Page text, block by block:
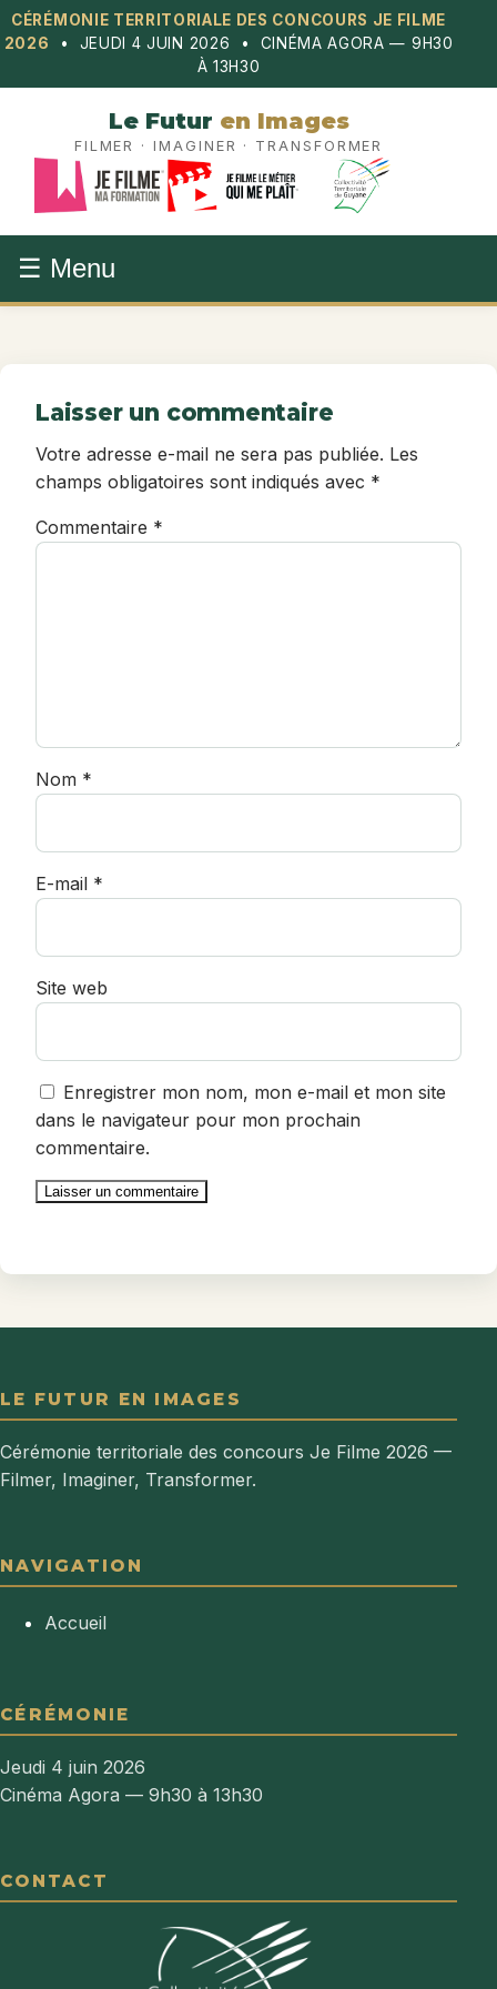
Aller
au
CÉRÉMONIE TERRITORIALE DES CONCOURS JE FILME
2026 • JEUDI 4 JUIN 2026 • CINÉMA AGORA — 9H30
À 13H30
Le Futur en Images
FILMER · IMAGINER · TRANSFORMER
☰ Menu
Laisser un commentaire
Votre adresse e-mail ne sera pas publiée. Les
champs obligatoires sont indiqués avec *
Commentaire *
Nom *
E-mail *
Site web
Enregistrer mon nom, mon e-mail et mon site
dans le navigateur pour mon prochain
commentaire.
LE FUTUR EN IMAGES
Cérémonie territoriale des concours Je Filme 2026 —
Filmer, Imaginer, Transformer.
NAVIGATION
Accueil
CÉRÉMONIE
Jeudi 4 juin 2026
Cinéma Agora — 9h30 à 13h30
CONTACT